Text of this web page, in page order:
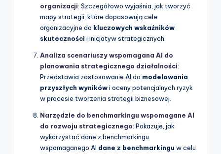
organizacji: Szczegółowo wyjaśnia, jak tworzyć
mapy strategii, które dopasowują cele
organizacyjne do kluczowych wskaźników
skuteczności i inicjatyw strategicznych.
Analiza scenariuszy wspomagana AI do
planowania strategicznego działalności:
Przedstawia zastosowanie AI do modelowania
przyszłych wynikówi oceny potencjalnych ryzyk
w procesie tworzenia strategii biznesowej.
Narzędzie do benchmarkingu wspomagane AI
do rozwoju strategicznego: Pokazuje, jak
wykorzystać dane z benchmarkingu
wspomaganego AI dane z benchmarkingu w celu